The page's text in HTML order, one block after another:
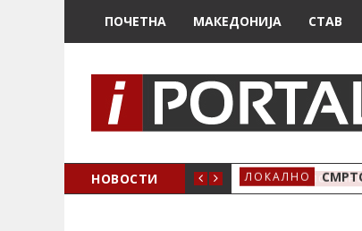
ПОЧЕТНА МАКЕДОНИЈА СТАВ
НОВОСТИ ЛОКАЛНО